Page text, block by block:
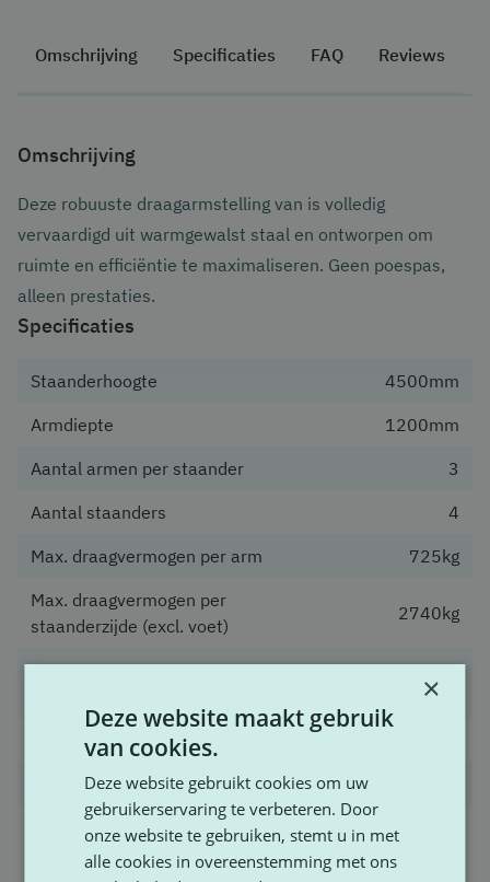
Omschrijving Specificaties FAQ Reviews
Omschrijving
Deze robuuste draagarmstelling van is volledig
vervaardigd uit warmgewalst staal en ontworpen om
ruimte en efficiëntie te maximaliseren. Geen poespas,
alleen prestaties.
Specificaties
Staanderhoogte
4500mm
Armdiepte
1200mm
Aantal armen per staander
3
Aantal staanders
4
Max. draagvermogen per arm
725kg
Max. draagvermogen per
staanderzijde (excl. voet)
2740kg
Draagvermogen per
2900kg
Kleur staander
Kleur arm
Inclusief
Bevestigingsmiddelen
en verankering
×
Deze website maakt gebruik
van cookies.
Deze website gebruikt cookies om uw
gebruikerservaring te verbeteren. Door
onze website te gebruiken, stemt u in met
alle cookies in overeenstemming met ons